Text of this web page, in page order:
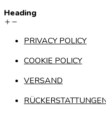
Heading
PRIVACY POLICY
COOKIE POLICY
VERSAND